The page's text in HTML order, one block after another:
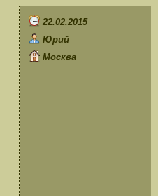
22.02.2015
Юрий
Москва